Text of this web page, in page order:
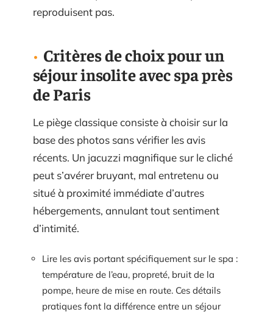
reproduisent pas.
Critères de choix pour un
séjour insolite avec spa près
de Paris
Le piège classique consiste à choisir sur la
base des photos sans vérifier les avis
récents. Un jacuzzi magnifique sur le cliché
peut s’avérer bruyant, mal entretenu ou
situé à proximité immédiate d’autres
hébergements, annulant tout sentiment
d’intimité.
Lire les avis portant spécifiquement sur le spa :
température de l’eau, propreté, bruit de la
pompe, heure de mise en route. Ces détails
pratiques font la différence entre un séjour